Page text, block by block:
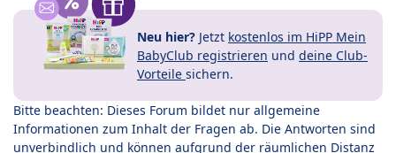
Neu hier? Jetzt kostenlos im HiPP Mein
BabyClub registrieren und deine Club-
Vorteile sichern.
Bitte beachten: Dieses Forum bildet nur allgemeine
Informationen zum Inhalt der Fragen ab. Die Antworten sind
unverbindlich und können aufgrund der räumlichen Distanz